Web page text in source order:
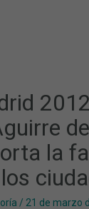
la
/ 21 de marzo